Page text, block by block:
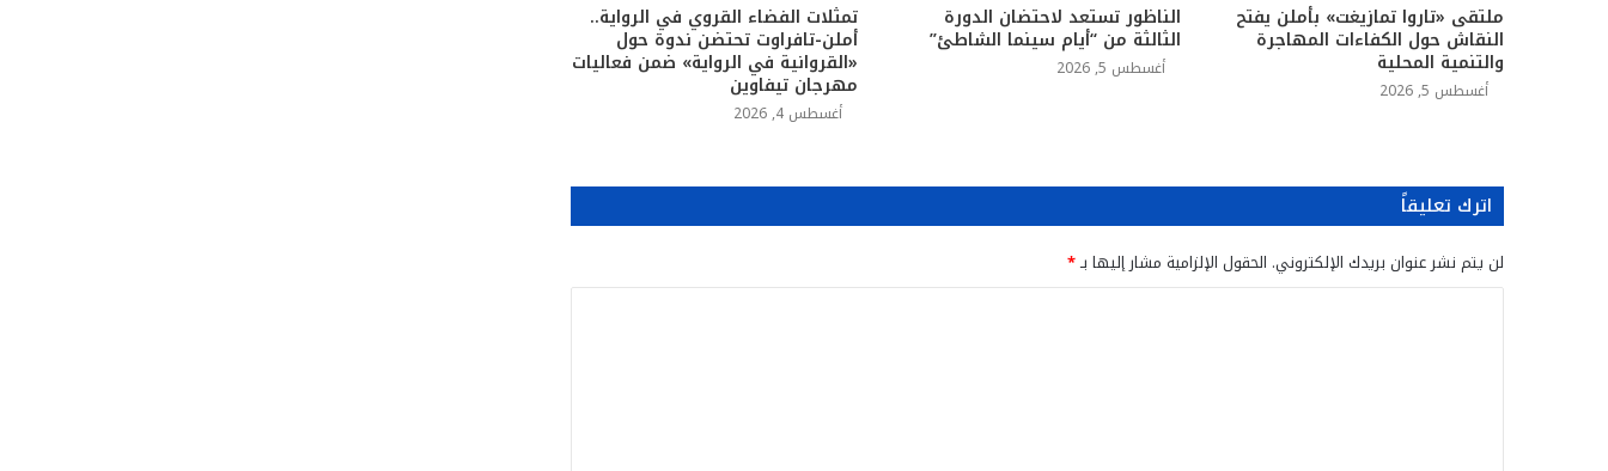
ملتقى «تاروا تمازيغت» بأملن يفتح
النقاش حول الكفاءات المهاجرة
والتنمية المحلية
أغسطس 5, 2026
الناظور تستعد لاحتضان الدورة
الثالثة من “أيام سينما الشاطئ”
أغسطس 5, 2026
تمثلات الفضاء القروي في الرواية..
أملن-تافراوت تحتضن ندوة حول
«القروانية في الرواية» ضمن فعاليات
مهرجان تيفاوين
أغسطس 4, 2026
اترك تعليقاً
لن يتم نشر عنوان بريدك الإلكتروني. الحقول الإلزامية مشار إليها بـ*